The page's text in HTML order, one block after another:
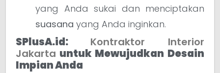
yang Anda sukai dan menciptakan
suasana yang Anda inginkan.
SPlusA.id: Kontraktor Interior
Jakarta untuk Mewujudkan Desain
Impian Anda